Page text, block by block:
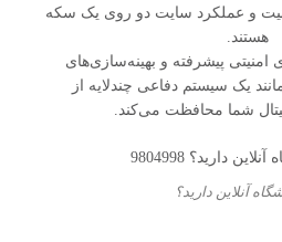
و عملکرد سایت دو روی یک سکه
هستند.
امنیتی پیشرفته و بهینه‌سازی‌های
یک سیستم دفاعی چندلایه از
شما محافظت می‌کند.
آنلاین دارید؟